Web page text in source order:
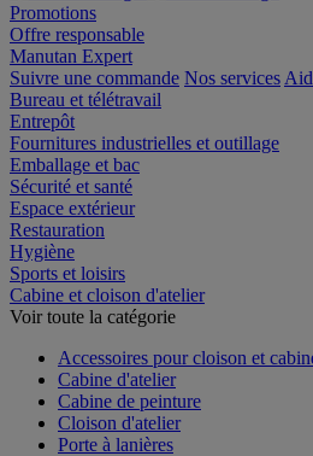
Promotions
Offre responsable
Manutan Expert
Suivre une commande Nos services
Bureau et télétravail
Entrepôt
Fournitures industrielles et outillage
Emballage et bac
Sécurité et santé
Espace extérieur
Restauration
Hygiène
Sports et loisirs
Cabine et cloison d'atelier
Voir toute la catégorie
Accessoires pour cloison et
Cabine d'atelier
Cabine de peinture
Cloison d'atelier
Porte à lanières